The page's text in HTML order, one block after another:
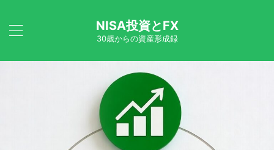
NISA投資とFX
30歳からの資産形成録